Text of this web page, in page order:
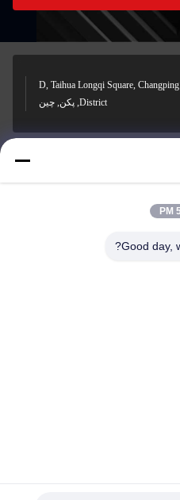
Rm. 1010, ساختمان D, Taihua Longqi Square, Changping
District, پکن, چین
Good day,